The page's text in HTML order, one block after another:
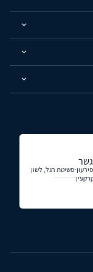
פשיטת רגל, לשון